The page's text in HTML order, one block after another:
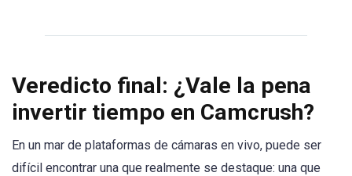
Veredicto final: ¿Vale la pena
invertir tiempo en Camcrush?
En un mar de plataformas de cámaras en vivo, puede ser
difícil encontrar una que realmente se destaque: una que